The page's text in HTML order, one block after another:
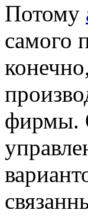
Потому
самого
фирмы.